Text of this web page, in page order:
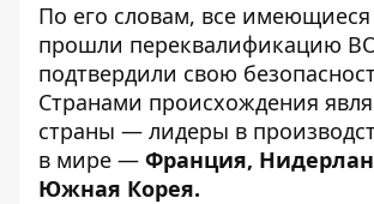
По его словам, все
прошли переквалификацию
подтвердили свою
Странами происхождения
страны — лидеры в
в мире — Франция,
Южная Корея.